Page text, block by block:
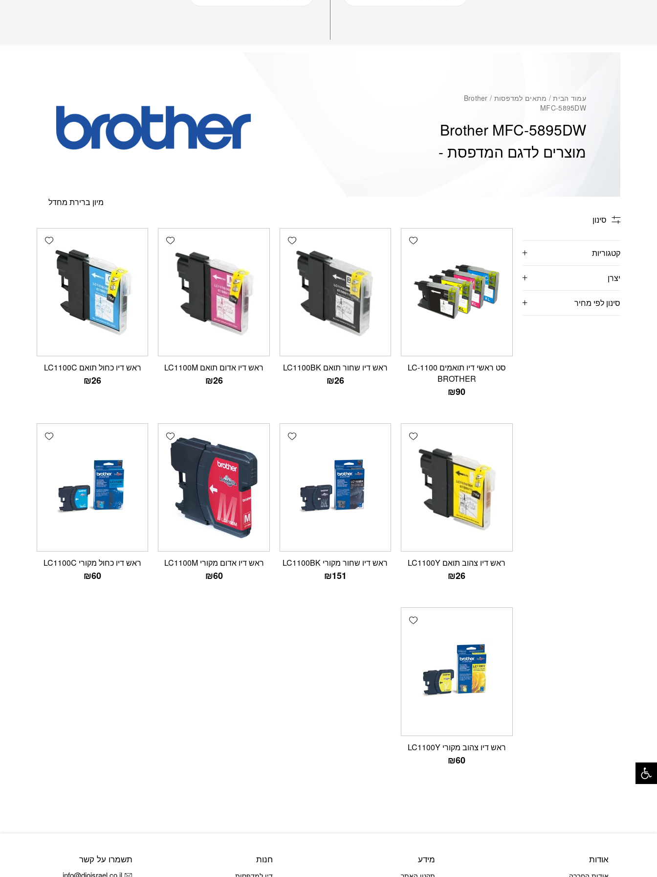
עמוד הבית
/ מתאים למדפסות / Brother
MFC-5895DW
Brother MFC-5895DW
מוצרים לדגם המדפסת -
סינון
קטגוריות
יצרן
סינון לפי מחיר
Add wishlist
סט ראשי דיו תואמים LC-1100
BROTHER
₪90
Add wishlist
ראש דיו שחור תואם LC1100BK
₪26
Add wishlist
ראש דיו אדום תואם LC1100M
₪26
Add wishlist
ראש דיו כחול תואם LC1100C
₪26
Add wishlist
ראש דיו צהוב תואם LC1100Y
₪26
Add wishlist
ראש דיו שחור מקורי LC1100BK
₪151
Add wishlist
ראש דיו אדום מקורי LC1100M
₪60
Add wishlist
ראש דיו כחול מקורי LC1100C
₪60
Add wishlist
ראש דיו צהוב מקורי LC1100Y
₪60
אודות מידע חנות תשמרו על קשר
info@dioisrael.co.il
פתח סרגל נגישות